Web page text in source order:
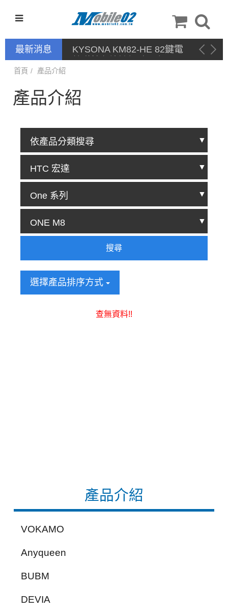
最新消息
KYSONA KM82-HE 82鍵電
競磁軸有線鍵盤 產品網頁驅
產品介紹
VOKAMO
Anyqueen
BUBM
DEVIA
首頁 產品介紹
產品介紹
搜尋
選擇產品排序方式
查無資料!!